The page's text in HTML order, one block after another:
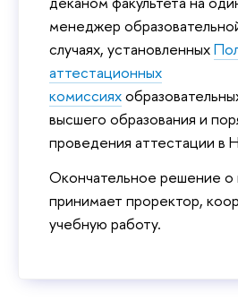
менеджер
случаях, установленных
аттестационных
комиссиях
высшего образования и
проведения аттестации
Окончательное решение
принимает проректор,
учебную работу.